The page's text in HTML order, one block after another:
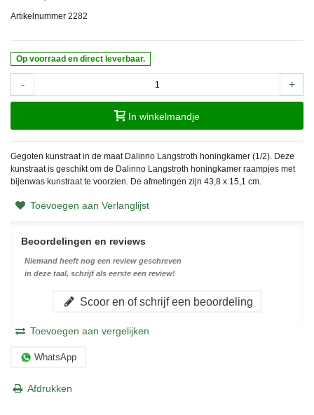
Artikelnummer 2282
Op voorraad en direct leverbaar.
- +
In winkelmandje
Gegoten kunstraat in de maat Dalinno Langstroth honingkamer (1/2). Deze
kunstraat is geschikt om de Dalinno Langstroth honingkamer raampjes met
bijenwas kunstraat te voorzien. De afmetingen zijn 43,8 x 15,1 cm.
Toevoegen aan Verlanglijst
Beoordelingen en reviews
Niemand heeft nog een review geschreven
in deze taal, schrijf als eerste een review!
Scoor en of schrijf een beoordeling
Toevoegen aan vergelijken
WhatsApp
Afdrukken